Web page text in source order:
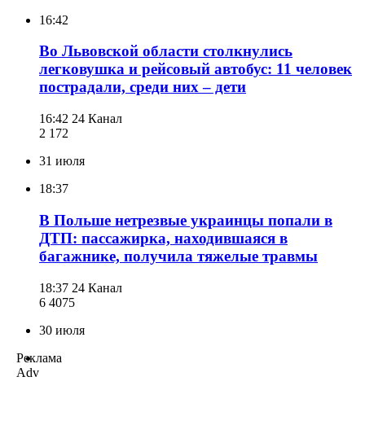
16:42
Во Львовской области столкнулись
легковушка и рейсовый автобус: 11 человек
пострадали, среди них – дети
16:42 24 Канал
2 172
31 июля
18:37
В Польше нетрезвые украинцы попали в
ДТП: пассажирка, находившаяся в
багажнике, получила тяжелые травмы
18:37 24 Канал
6 4075
30 июля
Реклама
Adv